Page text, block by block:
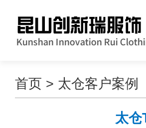
首页 > 太仓客户案例
太仓